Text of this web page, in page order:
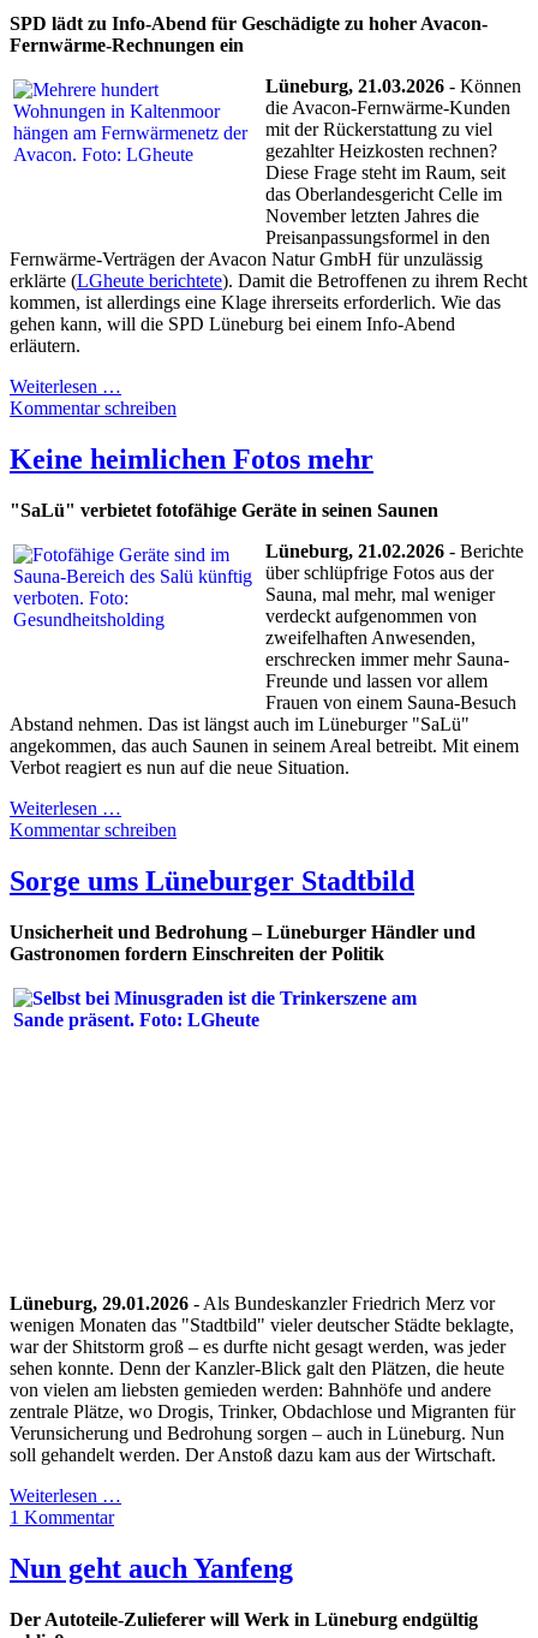
SPD lädt zu Info-Abend für Geschädigte zu hoher Avacon-
Fernwärme-Rechnungen ein
Lüneburg, 21.03.2026 - Können
die Avacon-Fernwärme-Kunden
mit der Rückerstattung zu viel
gezahlter Heizkosten rechnen?
Diese Frage steht im Raum, seit
das Oberlandesgericht Celle im
November letzten Jahres die
Preisanpassungsformel in den
Fernwärme-Verträgen der Avacon Natur GmbH für unzulässig
erklärte (LGheute berichtete). Damit die Betroffenen zu ihrem Recht
kommen, ist allerdings eine Klage ihrerseits erforderlich. Wie das
gehen kann, will die SPD Lüneburg bei einem Info-Abend
erläutern.
Weiterlesen …
Kommentar schreiben
Keine heimlichen Fotos mehr
"SaLü" verbietet fotofähige Geräte in seinen Saunen
Lüneburg, 21.02.2026 - Berichte
über schlüpfrige Fotos aus der
Sauna, mal mehr, mal weniger
verdeckt aufgenommen von
zweifelhaften Anwesenden,
erschrecken immer mehr Sauna-
Freunde und lassen vor allem
Frauen von einem Sauna-Besuch
Abstand nehmen. Das ist längst auch im Lüneburger "SaLü"
angekommen, das auch Saunen in seinem Areal betreibt. Mit einem
Verbot reagiert es nun auf die neue Situation.
Weiterlesen …
Kommentar schreiben
Sorge ums Lüneburger Stadtbild
Unsicherheit und Bedrohung – Lüneburger Händler und
Gastronomen fordern Einschreiten der Politik
Lüneburg, 29.01.2026 - Als Bundeskanzler Friedrich Merz vor
wenigen Monaten das "Stadtbild" vieler deutscher Städte beklagte,
war der Shitstorm groß – es durfte nicht gesagt werden, was jeder
sehen konnte. Denn der Kanzler-Blick galt den Plätzen, die heute
von vielen am liebsten gemieden werden: Bahnhöfe und andere
zentrale Plätze, wo Drogis, Trinker, Obdachlose und Migranten für
Verunsicherung und Bedrohung sorgen – auch in Lüneburg. Nun
soll gehandelt werden. Der Anstoß dazu kam aus der Wirtschaft.
Weiterlesen …
1 Kommentar
Nun geht auch Yanfeng
Der Autoteile-Zulieferer will Werk in Lüneburg endgültig